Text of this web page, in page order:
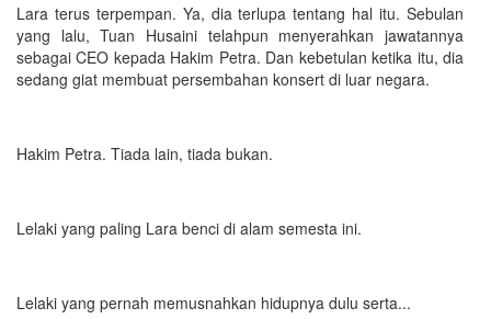
Lara terus terpempan. Ya, dia terlupa tentang hal itu. Sebulan
yang lalu, Tuan Husaini telahpun menyerahkan jawatannya
sebagai CEO kepada Hakim Petra. Dan kebetulan ketika itu, dia
sedang giat membuat persembahan konsert di luar negara.
Hakim Petra. Tiada lain, tiada bukan.
Lelaki yang paling Lara benci di alam semesta ini.
Lelaki yang pernah memusnahkan hidupnya dulu serta...